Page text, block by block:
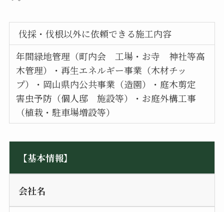
伐採・伐根以外に依頼できる施工内容
年間緑地管理（町内会 工場・お寺 神社等高
木管理）・再生エネルギー事業（木材チッ
プ）・岡山県内公共事業（造園）・庭木剪定
害虫予防（個人邸 施設等）・お庭外構工事
（植栽・駐車場増設等）
【基本情報】
会社名